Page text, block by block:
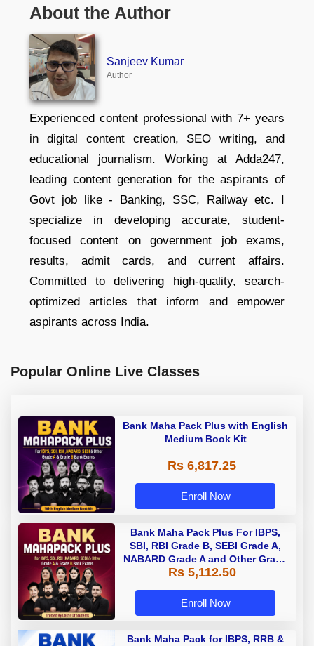
About the Author
Sanjeev Kumar
Author
Experienced content professional with 7+ years
in digital content creation, SEO writing, and
educational journalism. Working at Adda247,
leading content generation for the aspirants of
Govt job like - Banking, SSC, Railway etc. I
specialize in developing accurate, student-
focused content on government job exams,
results, admit cards, and current affairs.
Committed to delivering high-quality, search-
optimized articles that inform and empower
aspirants across India.
Popular Online Live Classes
Bank Maha Pack Plus with English
Medium Book Kit
Rs 6,817.25
Enroll Now
Bank Maha Pack Plus For IBPS,
SBI, RBI Grade B, SEBI Grade A,
NABARD Grade A and Other Grade
A & Grade B Bank Exams
Rs 5,112.50
Enroll Now
Bank Maha Pack for IBPS, RRB &